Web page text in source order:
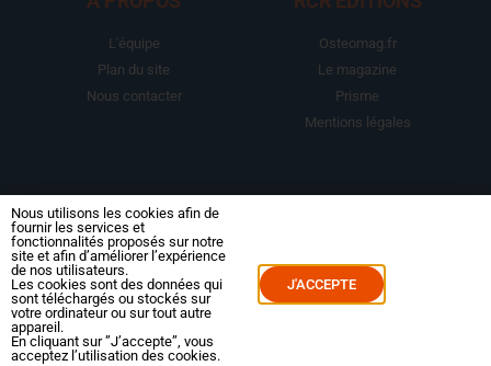
L'équipe
Plan du site
Nous contacter
Osteomag.fr
Le magazine
Prisme
Mentions légales
LA BOUTIQUE
Abonnements
Le magazine
Packs
Dossiers
Mes commandes
Mes abonnements
Nous utilisons les cookies afin de
fournir les services et
fonctionnalités proposés sur notre
site et afin d’améliorer l’expérience
de nos utilisateurs.
Les cookies sont des données qui
sont téléchargés ou stockés sur
votre ordinateur ou sur tout autre
appareil.
En cliquant sur ”J’accepte”, vous
acceptez l’utilisation des cookies.
J'ACCEPTE